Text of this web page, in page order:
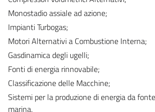
Monostadio assiale ad azione;
Impianti Turbogas;
Motori Alternativi a Combustione Interna;
Gasdinamica degli ugelli;
Fonti di energia rinnovabile;
Classificazione delle Macchine;
Sistemi per la produzione di energia da
marina.